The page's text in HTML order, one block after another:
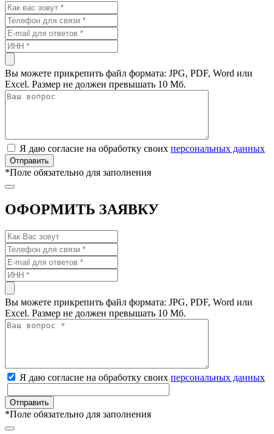
Вы можете прикрепить файл формата: JPG, PDF, Word или
Excel. Размер не должен превышать 10 Мб.
Я даю согласие на обработку своих персональных данных
*Поле обязательно для заполнения
ОФОРМИТЬ ЗАЯВКУ
Вы можете прикрепить файл формата: JPG, PDF, Word или
Excel. Размер не должен превышать 10 Мб.
Я даю согласие на обработку своих персональных данных
*Поле обязательно для заполнения